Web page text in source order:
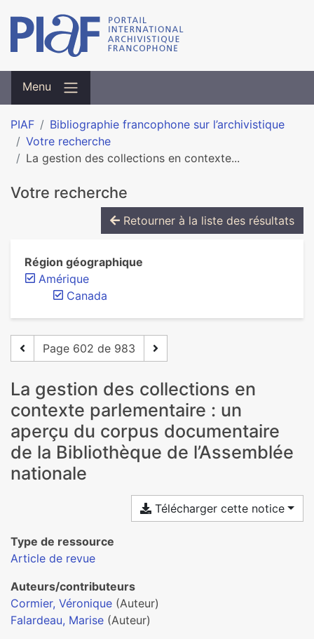
Menu
PIAF
Bibliographie francophone sur l’archivistique
Votre recherche
La gestion des collections en contexte...
Votre recherche
Retourner à la liste des résultats
Région géographique
Amérique
Canada
Page 602 de 983
La gestion des collections en
contexte parlementaire : un
aperçu du corpus documentaire
de la Bibliothèque de l’Assemblée
nationale
Télécharger cette notice
Type de ressource
Article de revue
Auteurs/contributeurs
Cormier, Véronique (Auteur)
Falardeau, Marise (Auteur)